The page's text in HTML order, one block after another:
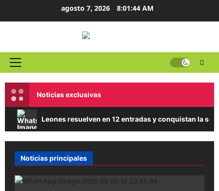
agosto 7, 2026 8:01:44 AM
Menú
Noticias exclusivas
Leones resuelven en 12 entradas y conquistan la
Noticias principales